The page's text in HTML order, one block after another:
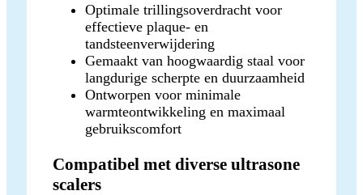
Optimale trillingsoverdracht voor
effectieve plaque- en
tandsteenverwijdering
Gemaakt van hoogwaardig staal voor
langdurige scherpte en duurzaamheid
Ontworpen voor minimale
warmteontwikkeling en maximaal
gebruikscomfort
Compatibel met diverse ultrasone
scalers